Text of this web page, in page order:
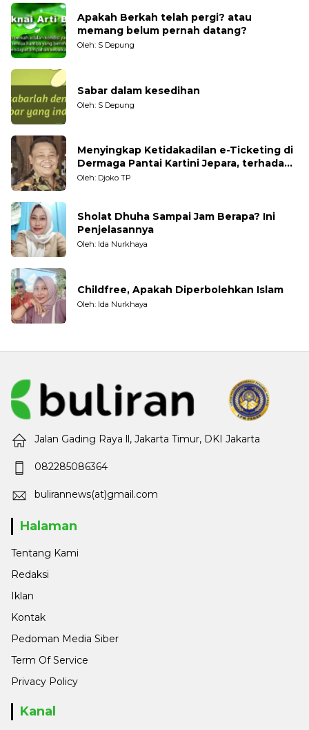
Apakah Berkah telah pergi? atau
memang belum pernah datang?
Oleh: S Depung
Sabar dalam kesedihan
Oleh: S Depung
Menyingkap Ketidakadilan e-Ticketing di
Dermaga Pantai Kartini Jepara, terhadap
Nelayan Tradisional
Oleh: Djoko TP
Sholat Dhuha Sampai Jam Berapa? Ini
Penjelasannya
Oleh: Ida Nurkhaya
Childfree, Apakah Diperbolehkan Islam
Oleh: Ida Nurkhaya
Jalan Gading Raya ll, Jakarta Timur, DKI Jakarta
082285086364
bulirannews(at)gmail.com
Halaman
Tentang Kami
Redaksi
Iklan
Kontak
Pedoman Media Siber
Term Of Service
Privacy Policy
Kanal